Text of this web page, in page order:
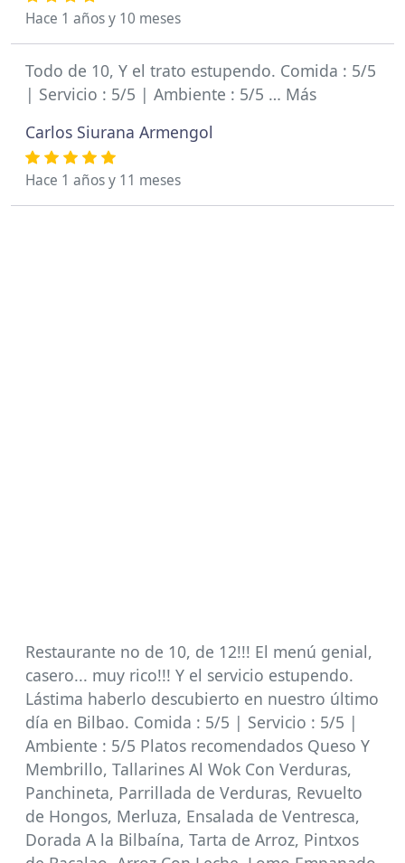
Hace 1 años y 10 meses
Todo de 10, Y el trato estupendo. Comida : 5/5
| Servicio : 5/5 | Ambiente : 5/5 … Más
Carlos Siurana Armengol
Hace 1 años y 11 meses
Restaurante no de 10, de 12!!! El menú genial,
casero... muy rico!!! Y el servicio estupendo.
Lástima haberlo descubierto en nuestro último
día en Bilbao. Comida : 5/5 | Servicio : 5/5 |
Ambiente : 5/5 Platos recomendados Queso Y
Membrillo, Tallarines Al Wok Con Verduras,
Panchineta, Parrillada de Verduras, Revuelto
de Hongos, Merluza, Ensalada de Ventresca,
Dorada A la Bilbaína, Tarta de Arroz, Pintxos